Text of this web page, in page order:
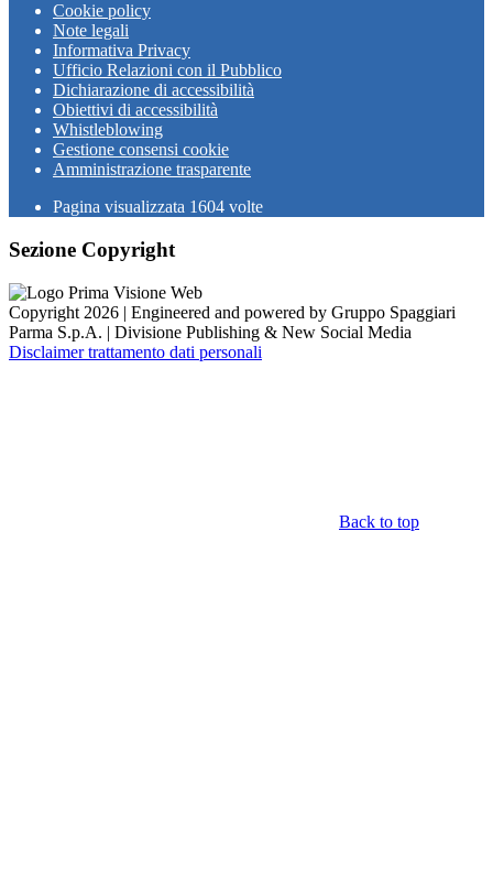
Cookie policy
Note legali
Informativa Privacy
Ufficio Relazioni con il Pubblico
Dichiarazione di accessibilità
Obiettivi di accessibilità
Whistleblowing
Gestione consensi cookie
Amministrazione trasparente
Pagina visualizzata 1604 volte
Sezione Copyright
Copyright 2026 | Engineered and powered by Gruppo Spaggiari
Parma S.p.A. | Divisione Publishing & New Social Media
Disclaimer trattamento dati personali
Back to top